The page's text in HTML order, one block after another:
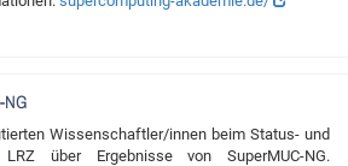
NG
Wissenschaftler/innen beim Status- und
über Ergebnisse von SuperMUC-NG.